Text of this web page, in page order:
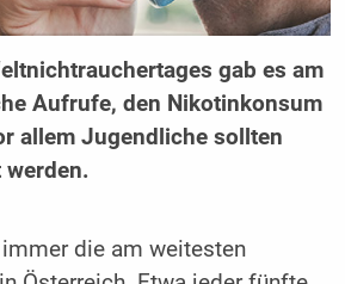
gab es am
Aufrufe, den Nikotinkonsum
allem Jugendliche sollten
werden.
die am weitesten